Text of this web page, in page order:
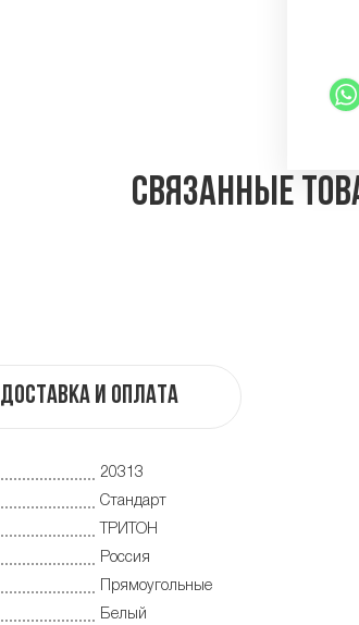
Связанные
Доставка и оплата
20313
Стандарт
ТРИТОН
Россия
Прямоугольные
Белый